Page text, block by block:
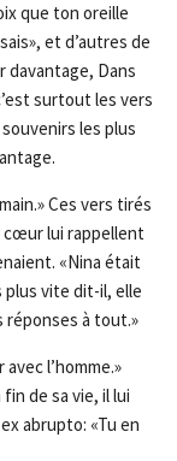
que ton oreille
et d’autres de
davantage, Dans
surtout les vers
les plus
Ces vers tirés
cœur lui rappellent
«Nina était
plus vite dit-il, elle
réponses à tout.»
l’homme.»
de sa vie, il lui
abrupto: «Tu en